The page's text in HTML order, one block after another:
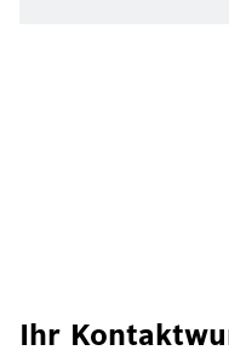
Ihr